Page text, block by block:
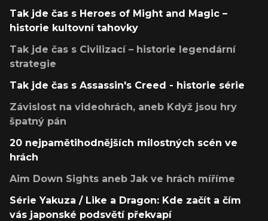
Tak jde čas s Heroes of Might and Magic –
historie kultovní tahovky
Tak jde čas s Civilizací – historie legendární
strategie
Tak jde čas s Assassin's Creed - historie série
Závislost na videohrách, aneb Když jsou hry
špatný pán
20 nejpamětihodnějších milostných scén ve
hrách
Aim Down Sights aneb Jak ve hrách míříme
Série Yakuza / Like a Dragon: Kde začít a čím
vás japonské podsvětí překvapí